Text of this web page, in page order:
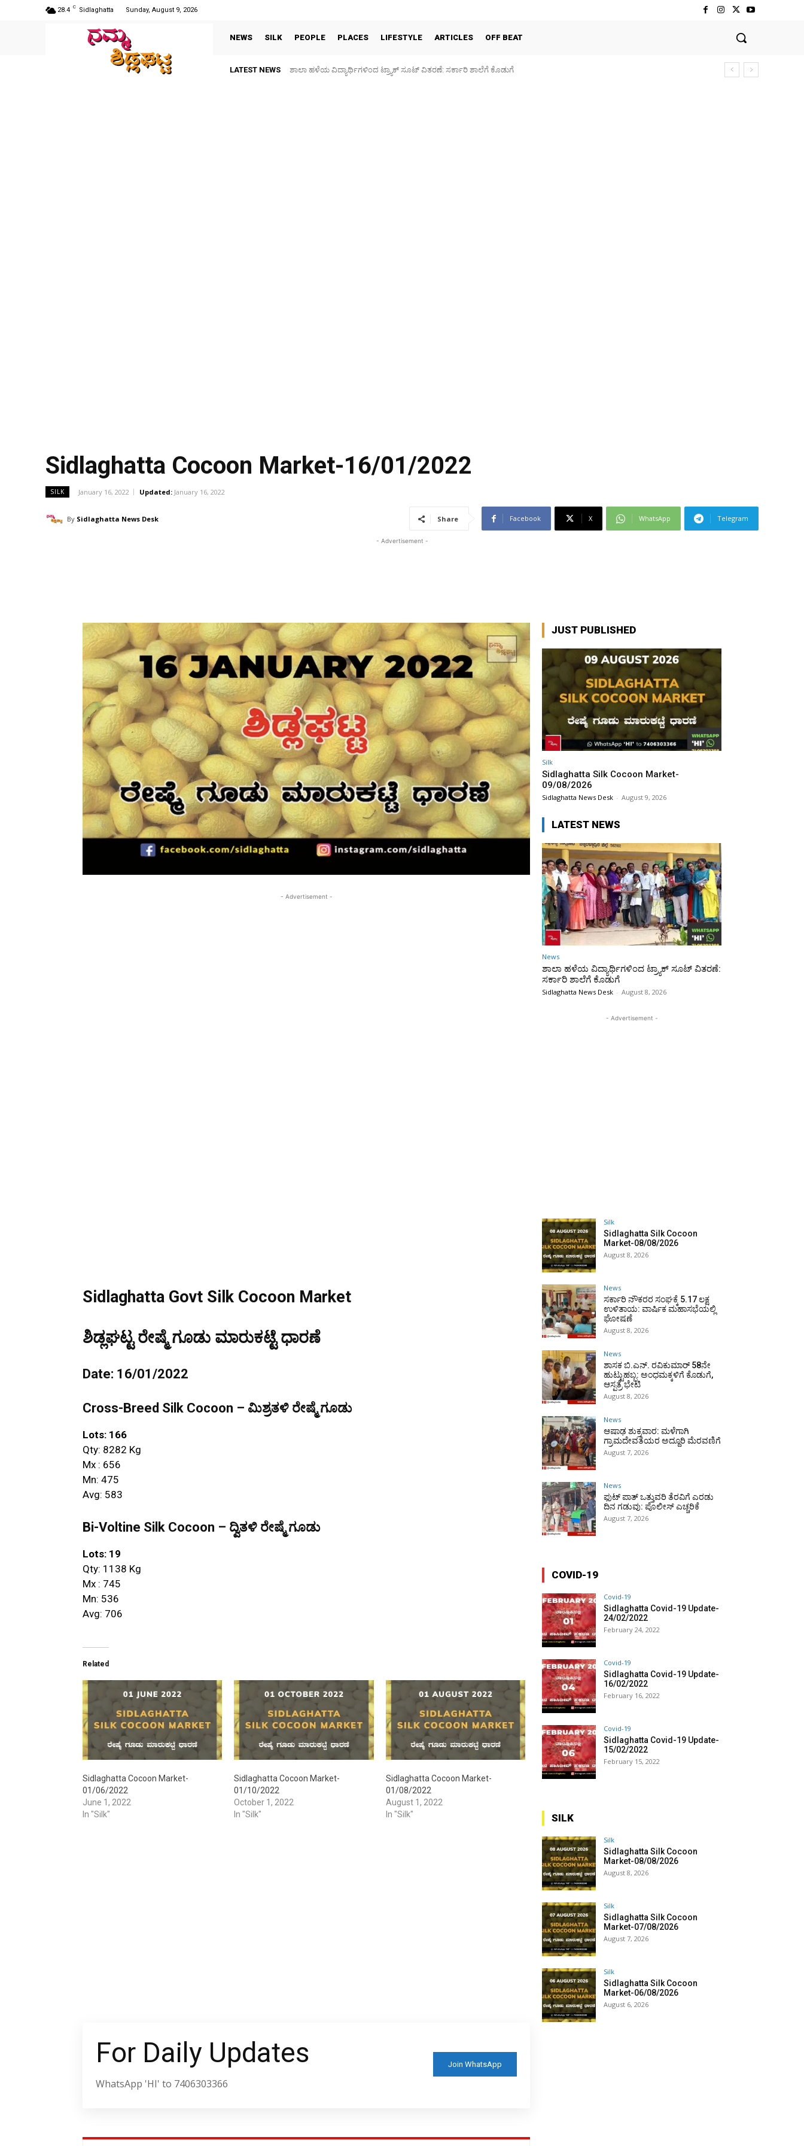
28.4 C Sidlaghatta Sunday, August 9, 2026
NEWS SILK PEOPLE PLACES LIFESTYLE ARTICLES OFF BEAT
LATEST NEWS ಶಾಲಾ ಹಳೆಯ ವಿದ್ಯಾರ್ಥಿಗಳಿಂದ ಟ್ರ್ಯಾಕ್‌ ಸೂಟ್ ವಿತರಣೆ: ಸರ್ಕಾರಿ ಶಾಲೆಗೆ ಕೊಡುಗೆ
Sidlaghatta Silk Cocoon Market-08/08/2026
Sidlaghatta Cocoon Market-16/01/2022
SILK January 16, 2022 Updated: January 16, 2022
By Sidlaghatta News Desk Share Facebook X WhatsApp Telegram
- Advertisement -
- Advertisement -
Sidlaghatta Govt Silk Cocoon Market
ಶಿಡ್ಲಘಟ್ಟ ರೇಷ್ಮೆ ಗೂಡು ಮಾರುಕಟ್ಟೆ ಧಾರಣೆ
Date: 16/01/2022
Cross-Breed Silk Cocoon – ಮಿಶ್ರತಳಿ ರೇಷ್ಮೆ ಗೂಡು
Lots: 166
Qty: 8282 Kg
Mx : 656
Mn: 475
Avg: 583
Bi-Voltine Silk Cocoon – ದ್ವಿತಳಿ ರೇಷ್ಮೆ ಗೂಡು
Lots: 19
Qty: 1138 Kg
Mx : 745
Mn: 536
Avg: 706
Related
Sidlaghatta Cocoon Market-
01/06/2022
June 1, 2022
In "Silk"
Sidlaghatta Cocoon Market-
01/10/2022
October 1, 2022
In "Silk"
Sidlaghatta Cocoon Market-
01/08/2022
August 1, 2022
In "Silk"
For Daily Updates
WhatsApp 'HI' to 7406303366
Join WhatsApp
JUST PUBLISHED
Silk
Sidlaghatta Silk Cocoon Market-
09/08/2026
Sidlaghatta News Desk - August 9, 2026
LATEST NEWS
News
ಶಾಲಾ ಹಳೆಯ ವಿದ್ಯಾರ್ಥಿಗಳಿಂದ ಟ್ರ್ಯಾಕ್‌ ಸೂಟ್ ವಿತರಣೆ:
ಸರ್ಕಾರಿ ಶಾಲೆಗೆ ಕೊಡುಗೆ
Sidlaghatta News Desk - August 8, 2026
- Advertisement -
Silk
Sidlaghatta Silk Cocoon
Market-08/08/2026
August 8, 2026
News
ಸರ್ಕಾರಿ ನೌಕರರ ಸಂಘಕ್ಕೆ ₹5.17 ಲಕ್ಷ
ಉಳಿತಾಯ: ವಾರ್ಷಿಕ ಮಹಾಸಭೆಯಲ್ಲಿ
ಘೋಷಣೆ
August 8, 2026
News
ಶಾಸಕ ಬಿ.ಎನ್. ರವಿಕುಮಾರ್ 58ನೇ
ಹುಟ್ಟುಹಬ್ಬ: ಅಂಧಮಕ್ಕಳಿಗೆ ಕೊಡುಗೆ,
ಆಸ್ಪತ್ರೆ ಭೇಟಿ
August 8, 2026
News
ಆಷಾಢ ಶುಕ್ರವಾರ: ಮಳೆಗಾಗಿ
ಗ್ರಾಮದೇವತೆಯರ ಅದ್ದೂರಿ ಮೆರವಣಿಗೆ
August 7, 2026
News
ಫುಟ್‌ ಪಾತ್ ಒತ್ತುವರಿ ತೆರವಿಗೆ ಎರಡು
ದಿನ ಗಡುವು: ಪೊಲೀಸ್ ಎಚ್ಚರಿಕೆ
August 7, 2026
COVID-19
Covid-19
Sidlaghatta Covid-19 Update-
24/02/2022
February 24, 2022
Covid-19
Sidlaghatta Covid-19 Update-
16/02/2022
February 16, 2022
Covid-19
Sidlaghatta Covid-19 Update-
15/02/2022
February 15, 2022
SILK
Silk
Sidlaghatta Silk Cocoon
Market-08/08/2026
August 8, 2026
Silk
Sidlaghatta Silk Cocoon
Market-07/08/2026
August 7, 2026
Silk
Sidlaghatta Silk Cocoon
Market-06/08/2026
August 6, 2026